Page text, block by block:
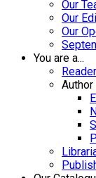
Our
Our
Our
You are a...
Reader
Author